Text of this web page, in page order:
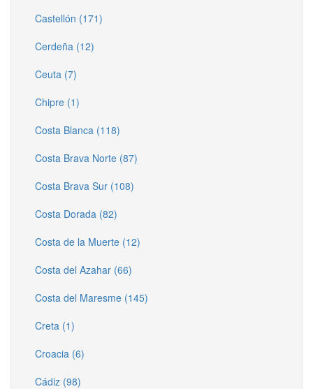
Castellón (171)
Cerdeña (12)
Ceuta (7)
Chipre (1)
Costa Blanca (118)
Costa Brava Norte (87)
Costa Brava Sur (108)
Costa Dorada (82)
Costa de la Muerte (12)
Costa del Azahar (66)
Costa del Maresme (145)
Creta (1)
Croacia (6)
Cádiz (98)